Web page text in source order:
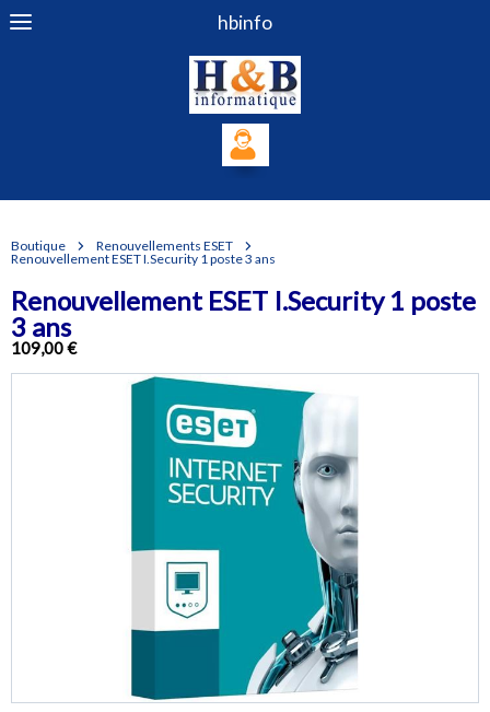
hbinfo
Boutique
Renouvellements ESET
Renouvellement ESET I.Security 1 poste 3 ans
Renouvellement ESET I.Security 1 poste
3 ans
109,00 €